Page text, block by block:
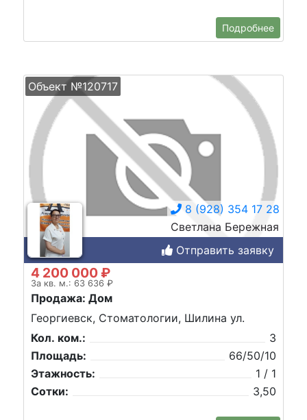
Подробнее
Объект №120717
8 (928) 354 17 28
Светлана Бережная
Отправить заявку
4 200 000 ₽
За кв. м.: 63 636 ₽
Продажа: Дом
Георгиевск, Стоматологии, Шилина ул.
Кол. ком.:
3
Площадь:
66/50/10
Этажность:
1 / 1
Сотки:
3,50